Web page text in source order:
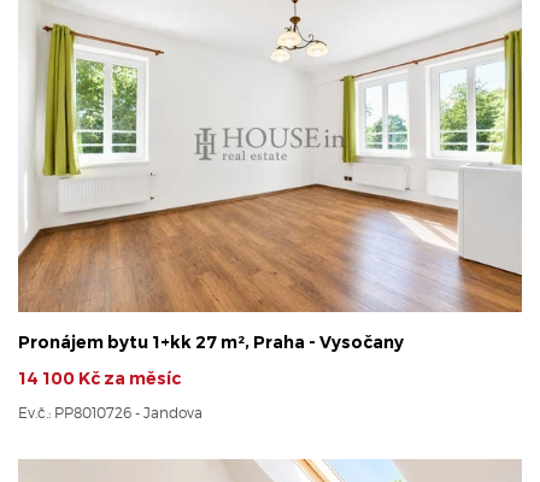
Pronájem bytu 1+kk 27 m², Praha - Vysočany
14 100 Kč za měsíc
Ev.č.: PP8010726 - Jandova